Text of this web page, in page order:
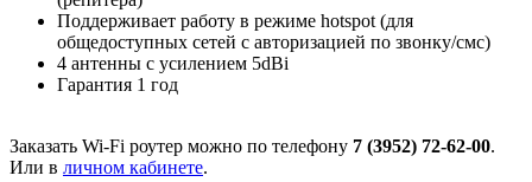
Поддерживает работу в режиме hotspot (для
общедоступных сетей с авторизацией по звонку/смс)
4 антенны с усилением 5dBi
Гарантия 1 год
Заказать Wi-Fi роутер можно по телефону 7 (3952) 72-62-00.
Или в личном кабинете.